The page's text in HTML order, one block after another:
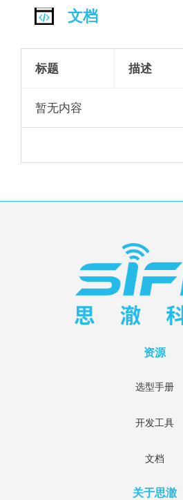
文档
标题 描述
暂无内容
资源
选型手册
开发工具
文档
关于思澈